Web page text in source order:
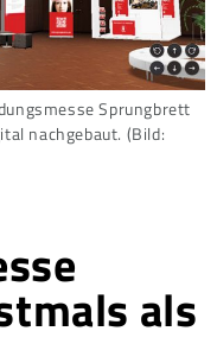
Sprungbrett
nachgebaut. (Bild:
als